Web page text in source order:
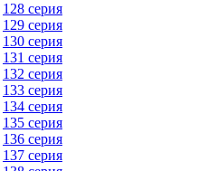
128 серия
129 серия
130 серия
131 серия
132 серия
133 серия
134 серия
135 серия
136 серия
137 серия